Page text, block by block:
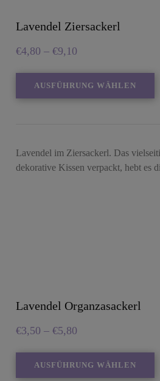
Lavendel Ziersackerl
€4,80 – €9,10
AUSFÜHRUNG WÄHLEN
Lavendel im Ziersackerl. Das
dekorative Kissen verpackt, hebt es
Lavendel Organzasackerl
€3,50 – €5,80
AUSFÜHRUNG WÄHLEN